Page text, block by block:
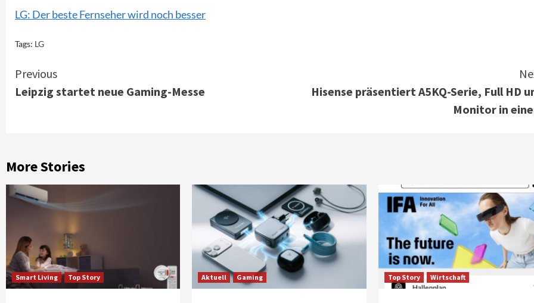
LG: Der beste Fernseher wird noch besser
Tags: LG
Continue
Reading
Previous
Leipzig startet neue Gaming-Messe
Hisense präsentiert A5KQ-Serie, Full HD
Monitor in
More Stories
Smart Living Top Story Aktuell Gaming Top Story Wirtschaft